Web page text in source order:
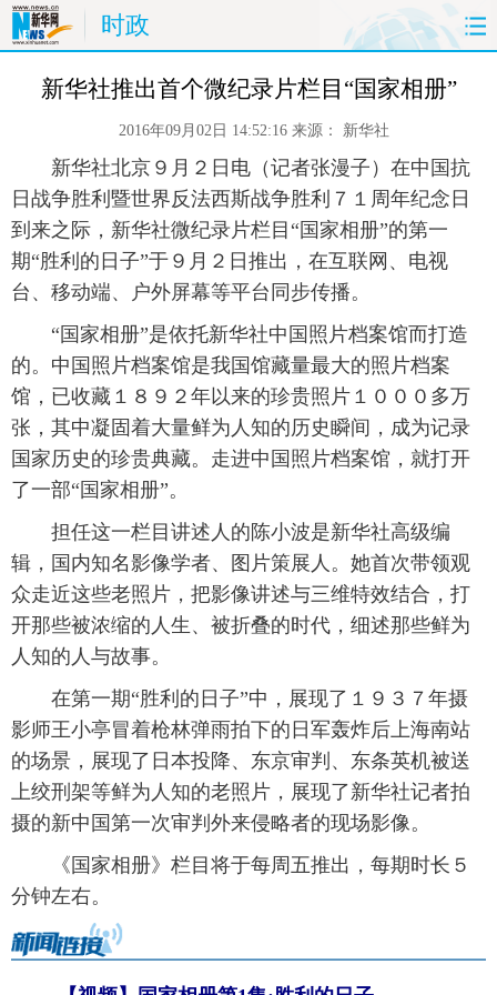
时政
首页 时政 国际 财经
体育 人事
时尚 思客 地方 法治
港澳 台湾 华人 汽车
科技 能源 房产
图片 视频 彩票 食品
旅游 健康 信息化 数据
金融
富媒体 摄影 新华广播
新华电视中文 新华电视英文 返回PC
新华社推出首个微纪录片栏目“国家相册”
2016年09月02日 14:52:16 来源： 新华社
新华社北京９月２日电（记者张漫子）在中国抗
日战争胜利暨世界反法西斯战争胜利７１周年纪念日
到来之际，新华社微纪录片栏目“国家相册”的第一
期“胜利的日子”于９月２日推出，在互联网、电视
台、移动端、户外屏幕等平台同步传播。
“国家相册”是依托新华社中国照片档案馆而打造
的。中国照片档案馆是我国馆藏量最大的照片档案
馆，已收藏１８９２年以来的珍贵照片１０００多万
张，其中凝固着大量鲜为人知的历史瞬间，成为记录
国家历史的珍贵典藏。走进中国照片档案馆，就打开
了一部“国家相册”。
担任这一栏目讲述人的陈小波是新华社高级编
辑，国内知名影像学者、图片策展人。她首次带领观
众走近这些老照片，把影像讲述与三维特效结合，打
开那些被浓缩的人生、被折叠的时代，细述那些鲜为
人知的人与故事。
在第一期“胜利的日子”中，展现了１９３７年摄
影师王小亭冒着枪林弹雨拍下的日军轰炸后上海南站
的场景，展现了日本投降、东京审判、东条英机被送
上绞刑架等鲜为人知的老照片，展现了新华社记者拍
摄的新中国第一次审判外来侵略者的现场影像。
《国家相册》栏目将于每周五推出，每期时长５
分钟左右。